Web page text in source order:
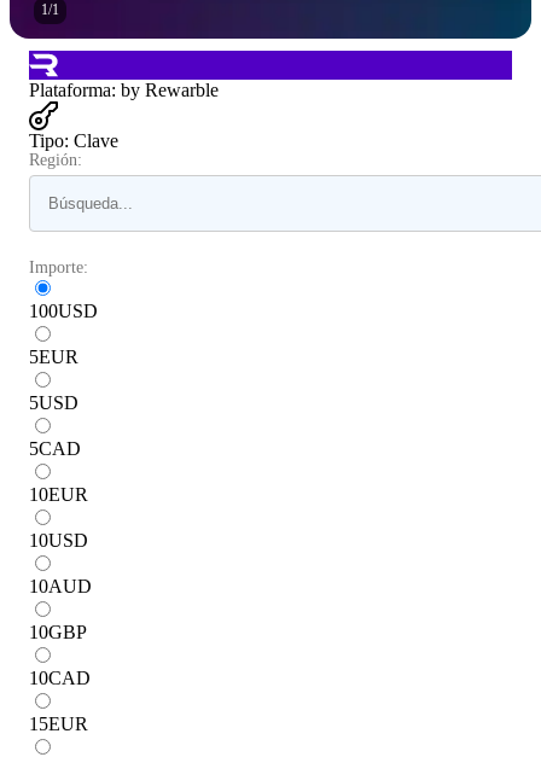
1/1
Plataforma: by Rewarble
Tipo: Clave
Región:
Importe:
100USD
5EUR
5USD
5CAD
10EUR
10USD
10AUD
10GBP
10CAD
15EUR